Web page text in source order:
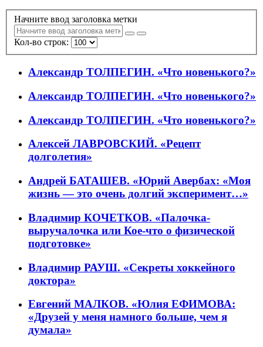
Начните ввод заголовка метки
Кол-во строк:
Александр ТОЛПЕГИН. «Что новенького?»
Александр ТОЛПЕГИН. «Что новенького?»
Александр ТОЛПЕГИН. «Что новенького?»
Алексей ЛАВРОВСКИЙ. «Рецепт
долголетия»
Андрей БАТАШЕВ. «Юрий Авербах: «Моя
жизнь — это очень долгий эксперимент…»
Владимир КОЧЕТКОВ. «Палочка-
выручалочка или Кое-что о физической
подготовке»
Владимир РАУШ. «Секреты хоккейного
доктора»
Евгений МАЛКОВ. «Юлия ЕФИМОВА:
«Друзей у меня намного больше, чем я
думала»